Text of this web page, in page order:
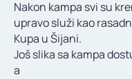
Nakon kampa svi su
upravo služi kao
Kupa u Šijani.
Još slika sa kampa
a